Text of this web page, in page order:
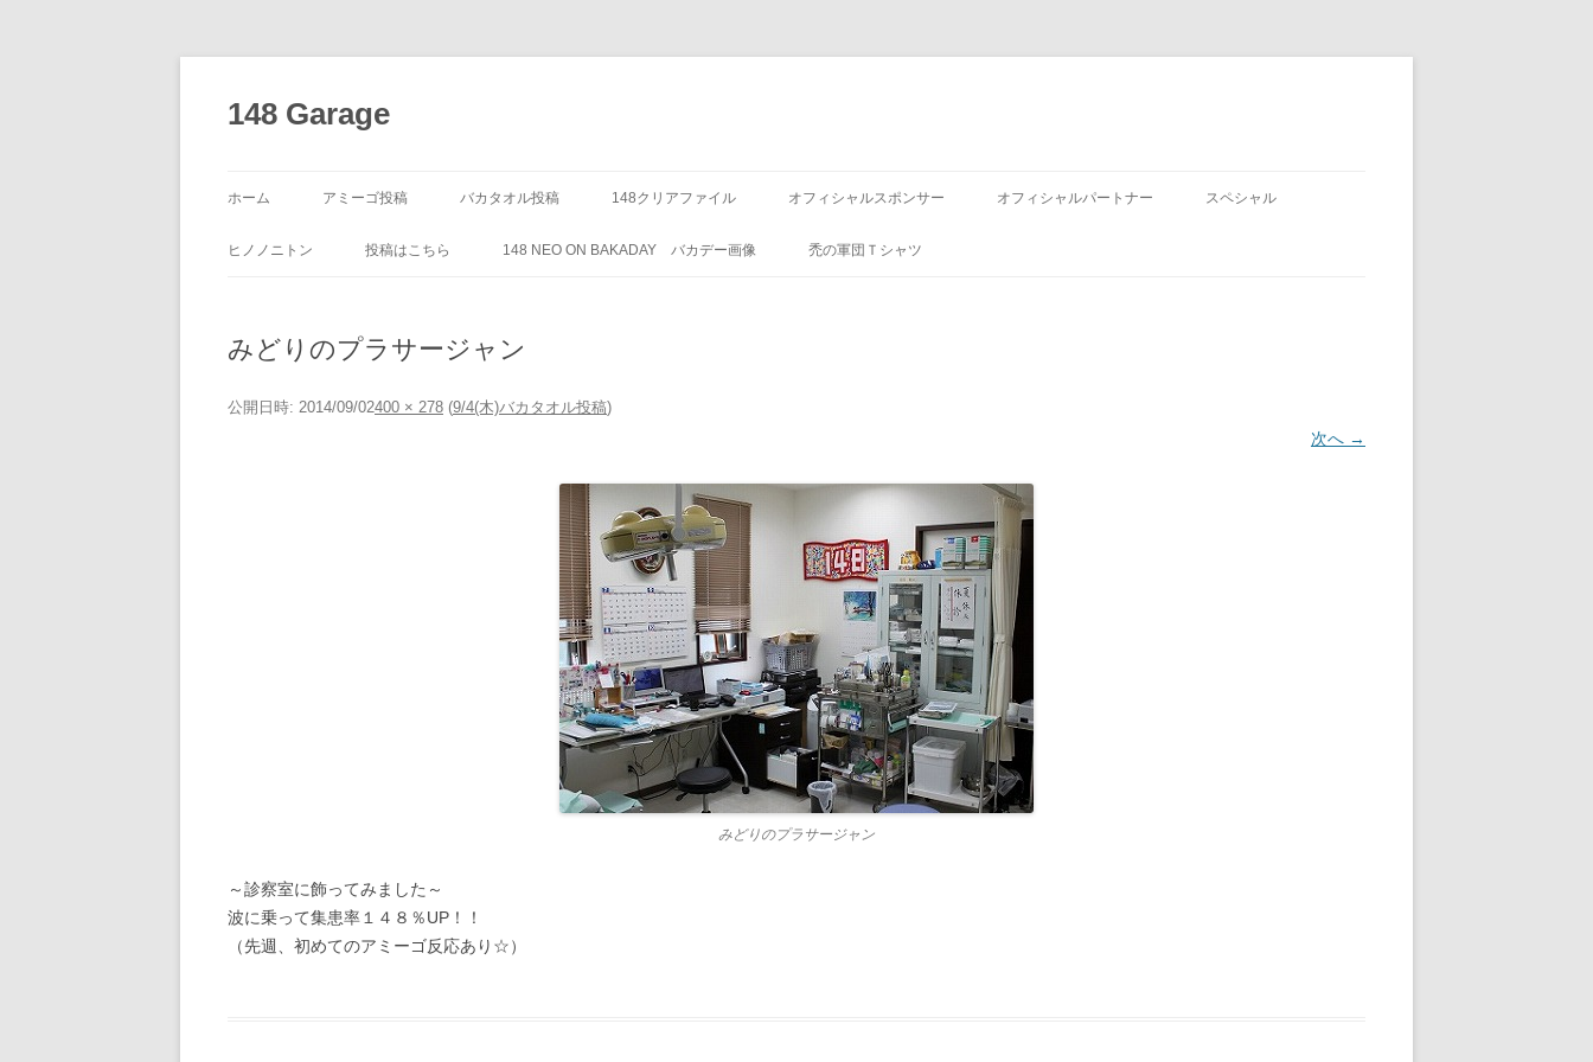
ン
ツ
ッ
148 Garage
ホーム アミーゴ投稿 バカタオル投稿 148クリアファイル オフィシャルスポンサー オフィシャルパートナー スペシャル
ヒノノニトン 投稿はこちら 148 NEO ON BAKADAY バカデー画像 禿の軍団Ｔシャツ
みどりのプラサージャン
公開日時: 2014/09/02400 × 278 (9/4(木)バカタオル投稿)
次へ →
みどりのプラサージャン
～診察室に飾ってみました～
波に乗って集患率１４８％UP！！
（先週、初めてのアミーゴ反応あり☆）